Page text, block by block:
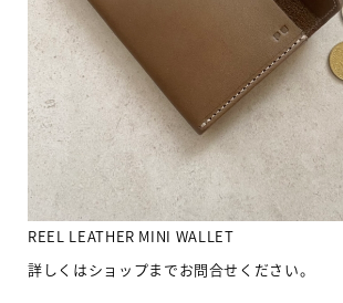
REEL LEATHER MINI WALLET
詳しくはショップまでお問合せください。